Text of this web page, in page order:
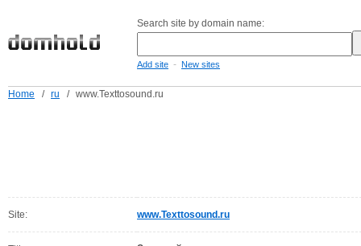
Search site by domain name:
Add site - New sites
Home / ru / www.Texttosound.ru
Site: www.Texttosound.ru